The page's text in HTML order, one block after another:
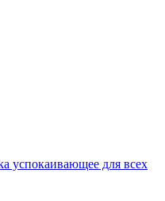
успокаивающее для всех